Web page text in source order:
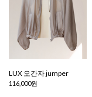
LUX 오간자 jumper
116,000원